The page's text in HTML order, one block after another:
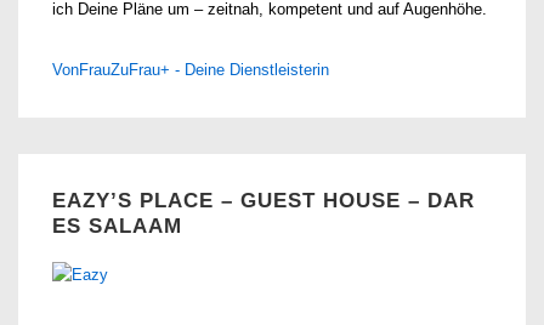
ich Deine Pläne um – zeitnah, kompetent und auf Augenhöhe.
VonFrauZuFrau+ - Deine Dienstleisterin
EAZY’S PLACE – GUEST HOUSE – DAR
ES SALAAM